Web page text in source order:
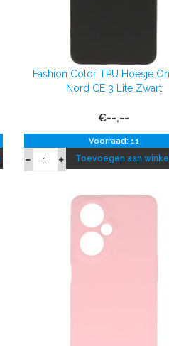
Fashion Color TPU Hoesje
Nord CE 3 Lite Zwart
€--,--
Voorraad: 11
Toevoegen aan